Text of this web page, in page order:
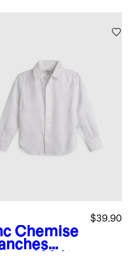
Chemise
$39.90